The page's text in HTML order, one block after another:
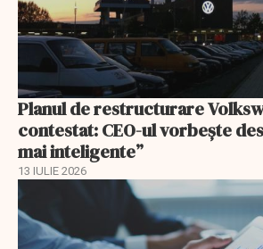
Planul de restructurare
contestat: CEO-ul vorbește
mai inteligente”
13 IULIE 2026